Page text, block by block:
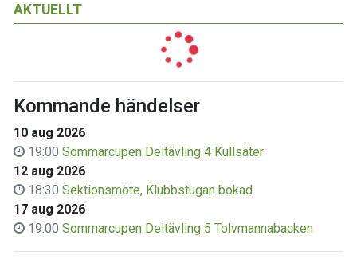
AKTUELLT
Kommande händelser
10 aug 2026
19:00 Sommarcupen Deltävling 4 Kullsäter
12 aug 2026
18:30 Sektionsmöte, Klubbstugan bokad
17 aug 2026
19:00 Sommarcupen Deltävling 5 Tolvmannabacken